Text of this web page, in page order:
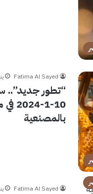
Fatima Al Sayed
“تطور جديد”..
10-
بالمصنعية
Fatima Al Sayed